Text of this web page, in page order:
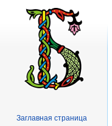
Заглавная страница